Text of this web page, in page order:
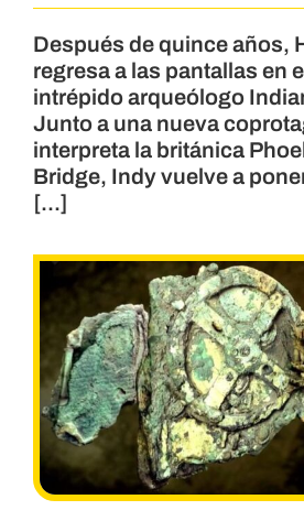
Después de quince años,
regresa a las pantallas en
intrépido arqueólogo
Junto a una nueva
interpreta la británica
Bridge, Indy vuelve a
[...]